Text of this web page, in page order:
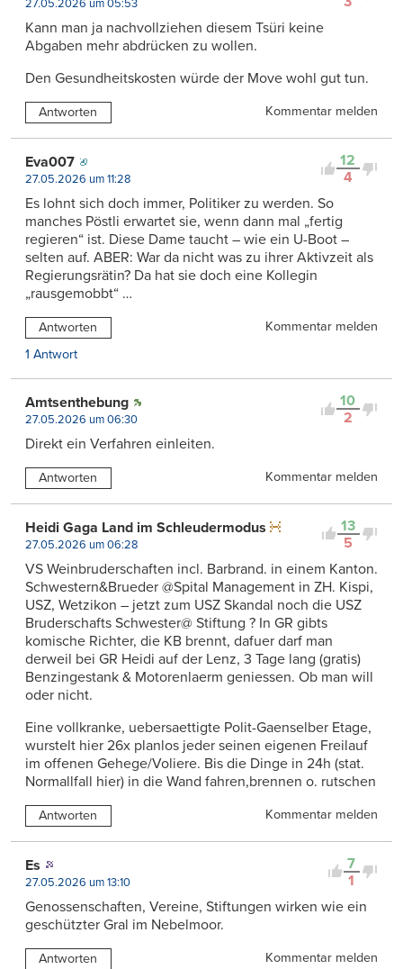
27.05.2026 um 05:53
Kann man ja nachvollziehen diesem Tsüri keine
Abgaben mehr abdrücken zu wollen.
Den Gesundheitskosten würde der Move wohl gut tun.
Antworten Kommentar melden
12
4
Eva007
27.05.2026 um 11:28
Es lohnt sich doch immer, Politiker zu werden. So
manches Pöstli erwartet sie, wenn dann mal „fertig
regieren“ ist. Diese Dame taucht – wie ein U-Boot –
selten auf. ABER: War da nicht was zu ihrer Aktivzeit als
Regierungsrätin? Da hat sie doch eine Kollegin
„rausgemobbt“ …
Antworten
Kommentar melden
1 Antwort
10
2
Amtsenthebung
27.05.2026 um 06:30
Direkt ein Verfahren einleiten.
Antworten Kommentar melden
13
5
Heidi Gaga Land im Schleudermodus
27.05.2026 um 06:28
VS Weinbruderschaften incl. Barbrand. in einem Kanton.
Schwestern&Brueder @Spital Management in ZH. Kispi,
USZ, Wetzikon – jetzt zum USZ Skandal noch die USZ
Bruderschafts Schwester@ Stiftung ? In GR gibts
komische Richter, die KB brennt, dafuer darf man
derweil bei GR Heidi auf der Lenz, 3 Tage lang (gratis)
Benzingestank & Motorenlaerm geniessen. Ob man will
oder nicht.
Eine vollkranke, uebersaettigte Polit-Gaenselber Etage,
wurstelt hier 26x planlos jeder seinen eigenen Freilauf
im offenen Gehege/Voliere. Bis die Dinge in 24h (stat.
Normallfall hier) in die Wand fahren,brennen o. rutschen
Antworten Kommentar melden
7
1
Es
27.05.2026 um 13:10
Genossenschaften, Vereine, Stiftungen wirken wie ein
geschützter Gral im Nebelmoor.
Antworten Kommentar melden